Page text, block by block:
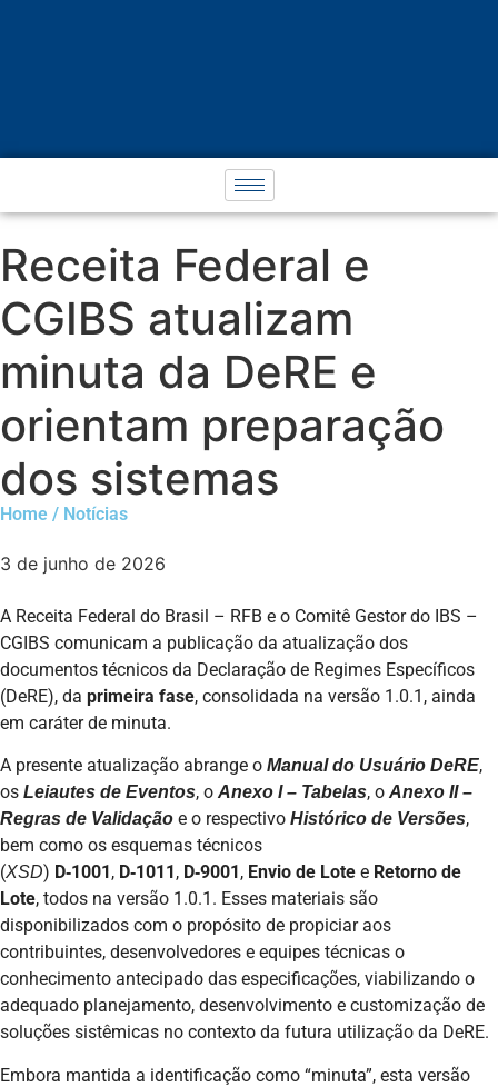
Receita Federal e
CGIBS atualizam
minuta da DeRE e
orientam preparação
dos sistemas
Home / Notícias
3 de junho de 2026
A Receita Federal do Brasil – RFB e o Comitê Gestor do IBS –
CGIBS comunicam a publicação da atualização dos
documentos técnicos da Declaração de Regimes Específicos
(DeRE), da primeira fase, consolidada na versão 1.0.1, ainda
em caráter de minuta.
A presente atualização abrange o Manual do Usuário DeRE,
os Leiautes de Eventos, o Anexo I – Tabelas, o Anexo II –
Regras de Validação e o respectivo Histórico de Versões,
bem como os esquemas técnicos
(XSD) D‑1001 , D‑1011 , D‑9001 , Envio de Lote e Retorno de
Lote, todos na versão 1.0.1. Esses materiais são
disponibilizados com o propósito de propiciar aos
contribuintes, desenvolvedores e equipes técnicas o
conhecimento antecipado das especificações, viabilizando o
adequado planejamento, desenvolvimento e customização de
soluções sistêmicas no contexto da futura utilização da DeRE.
Embora mantida a identificação como “minuta”, esta versão